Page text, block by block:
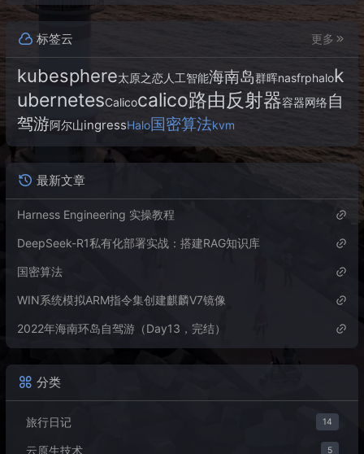
标签云 更多
kubesphere太原之恋人工智能海南岛群晖nasfrphalok
ubernetesCalicocalico路由反射器容器网络自
驾游阿尔山ingressHalo国密算法kvm
最新文章
Harness Engineering 实操教程
DeepSeek-R1私有化部署实战：搭建RAG知识库
国密算法
WIN系统模拟ARM指令集创建麒麟V7镜像
2022年海南环岛自驾游（Day13，完结）
分类
旅行日记 14
云原生技术 5